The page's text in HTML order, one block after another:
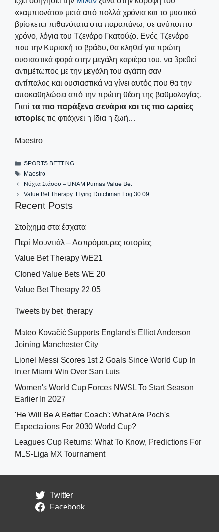
«καμπιονάτο» μετά από πολλά χρόνια και το μυστικό
βρίσκεται πιθανότατα στα παραπάνω, σε ανύποπτο
χρόνο, λόγια του Τζενάρο Γκατούζο. Ενός Τζενάρο
που την Κυριακή το βράδυ, θα κληθεί για πρώτη
ουσιαστικά φορά στην μεγάλη καριέρα του, να βρεθεί
αντιμέτωπος με την μεγάλη του αγάπη σαν
αντίπαλος και ουσιαστικά να γίνει αυτός που θα την
αποκαθηλώσει από την πρώτη θέση της βαθμολογίας.
Γιατί τα πιο παράξενα σενάρια και τις πιο ωραίες
ιστορίες τις φτιάχνει η ίδια η ζωή…
Maestro
Categories
SPORTS BETTING
Tags
Maestro
Νύχτα Στάσου – UNAM Pumas Value Bet
Value Bet Therapy: Flying Dutchman Log 30.09
Recent Posts
Στοίχημα στα έσχατα
Περί Μουντιάλ – Ασπρόμαυρες ιστορίες
Value Bet Therapy WE21
Cloned Value Bets WE 20
Value Bet Therapy 22 05
Tweets by bet_therapy
Mateo Kovačić Supports England's Elliot Anderson
Joining Manchester City
Lionel Messi Scores 1st 2 Goals Since World Cup In
Inter Miami Win Over San Luis
Women's World Cup Forces NWSL To Start Season
Earlier In 2027
'He Will Be A Better Coach': What Are Poch's
Expectations For 2030 World Cup?
Leagues Cup Returns: What To Know, Predictions For
MLS-Liga MX Tournament
Twitter
Facebook